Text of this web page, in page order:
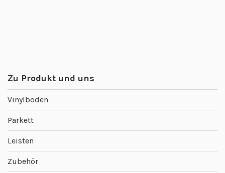
Zu Produkt und uns
Vinylboden
Parkett
Leisten
Zubehör